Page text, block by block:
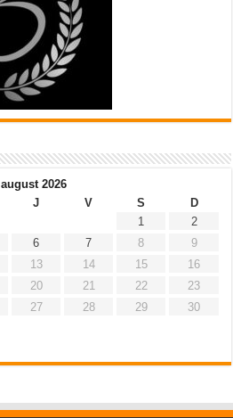
august 2026
J V S
D
1
2
6 7 8
9
13 14 15
16
20 21 22
23
27 28 29
30